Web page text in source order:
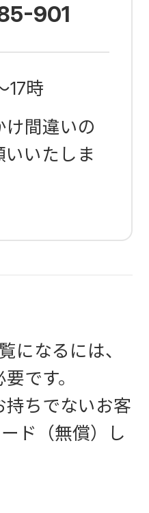
901
17時
け間違いの
いいたしま
になるには、
です。
持ちでないお客
ド（無償）し